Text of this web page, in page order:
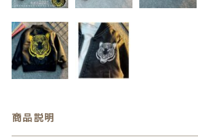
商品説明
110cm
150cm,160cm